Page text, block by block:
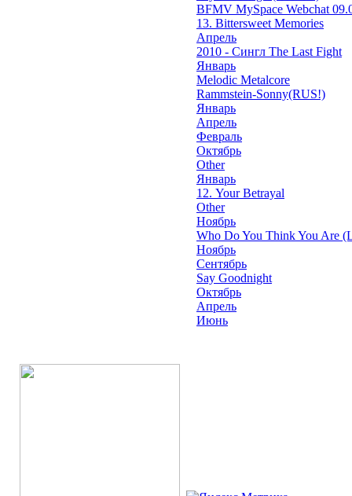
BFMV MySpace Webchat
13. Bittersweet Memories
Апрель
2010 - Сингл The Last Fight
Январь
Melodic Metalcore
Rammstein-Sonny(RUS!)
Январь
Апрель
Февраль
Октябрь
Other
Январь
12. Your Betrayal
Other
Ноябрь
Who Do You Think You Are
Ноябрь
Сентябрь
Say Goodnight
Октябрь
Апрель
Июнь